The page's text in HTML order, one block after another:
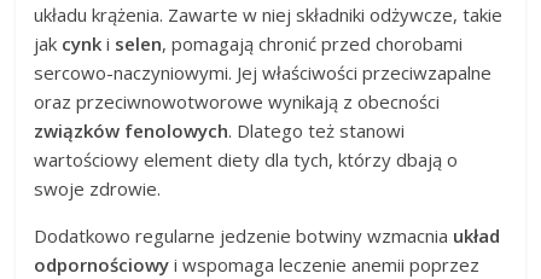
układu krążenia. Zawarte w niej składniki odżywcze, takie
jak cynk i selen, pomagają chronić przed chorobami
sercowo-naczyniowymi. Jej właściwości przeciwzapalne
oraz przeciwnowotworowe wynikają z obecności
związków fenolowych. Dlatego też stanowi
wartościowy element diety dla tych, którzy dbają o
swoje zdrowie.
Dodatkowo regularne jedzenie botwiny wzmacnia układ
odpornościowy i wspomaga leczenie anemii poprzez